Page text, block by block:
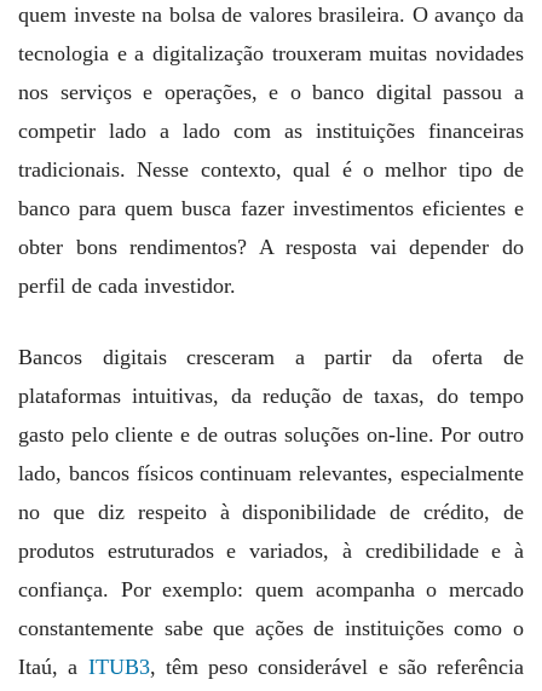
quem investe na bolsa de valores brasileira. O avanço da
tecnologia e a digitalização trouxeram muitas novidades
nos serviços e operações, e o banco digital passou a
competir lado a lado com as instituições financeiras
tradicionais. Nesse contexto, qual é o melhor tipo de
banco para quem busca fazer investimentos eficientes e
obter bons rendimentos? A resposta vai depender do
perfil de cada investidor.
Bancos digitais cresceram a partir da oferta de
plataformas intuitivas, da redução de taxas, do tempo
gasto pelo cliente e de outras soluções on-line. Por outro
lado, bancos físicos continuam relevantes, especialmente
no que diz respeito à disponibilidade de crédito, de
produtos estruturados e variados, à credibilidade e à
confiança. Por exemplo: quem acompanha o mercado
constantemente sabe que ações de instituições como o
Itaú, a ITUB3, têm peso considerável e são referência